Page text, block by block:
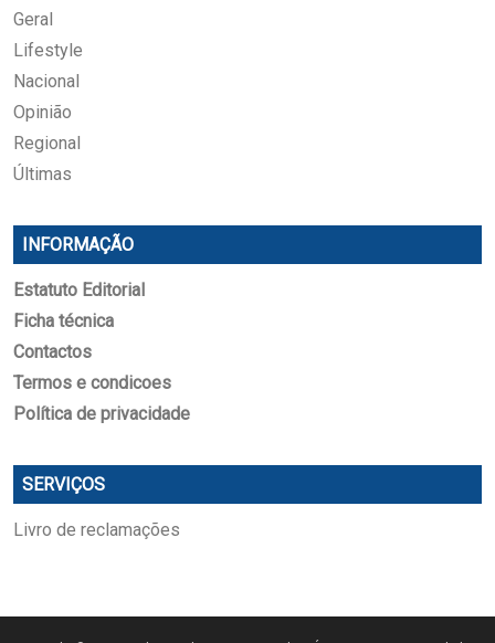
Geral
Lifestyle
Nacional
Opinião
Regional
Últimas
INFORMAÇÃO
Estatuto Editorial
Ficha técnica
Contactos
Termos e condicoes
Política de privacidade
SERVIÇOS
Livro de reclamações